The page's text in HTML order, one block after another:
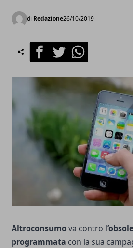
di Redazione26/10/2019
FacebookTwitterWhatsapp
Altroconsumo va contro
programmata con la sua